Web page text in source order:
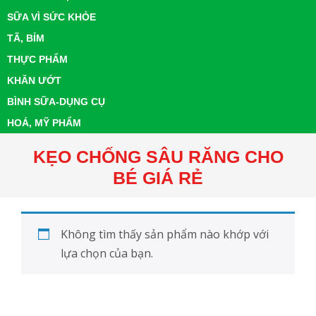
SỮA VÌ SỨC KHỎE
TÃ, BỈM
THỰC PHẨM
KHĂN ƯỚT
BÌNH SỮA-DỤNG CỤ
HOÁ, MỸ PHẨM
KẸO CHỐNG SÂU RĂNG CHO
BÉ GIÁ RẺ
Không tìm thấy sản phẩm nào khớp với
lựa chọn của bạn.